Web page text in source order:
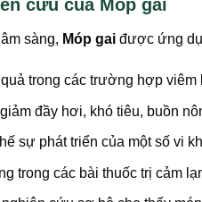
cứu của Móp gai
sàng, Móp gai được ứng
trong các trường hợp
đầy hơi, khó tiêu, buồn
sự phát triển của một số vi
trong các bài thuốc trị cảm